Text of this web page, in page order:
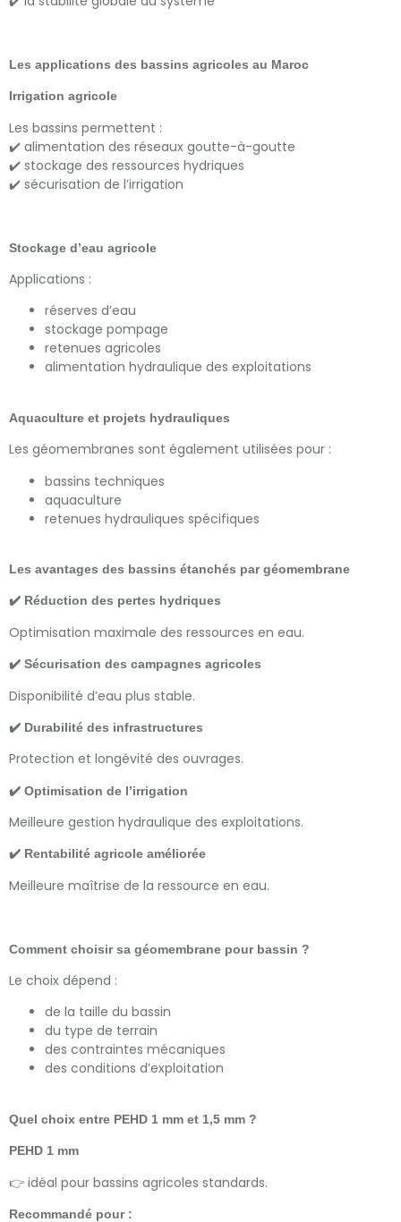
Les applications des bassins agricoles au Maroc
Irrigation agricole
Les bassins permettent :
✔️ alimentation des réseaux goutte-à-goutte
✔️ stockage des ressources hydriques
✔️ sécurisation de l’irrigation
Stockage d’eau agricole
Applications :
réserves d’eau
stockage pompage
retenues agricoles
alimentation hydraulique des exploitations
Aquaculture et projets hydrauliques
Les géomembranes sont également utilisées pour :
bassins techniques
aquaculture
retenues hydrauliques spécifiques
Les avantages des bassins étanchés par géomembrane
✔️ Réduction des pertes hydriques
Optimisation maximale des ressources en eau.
✔️ Sécurisation des campagnes agricoles
Disponibilité d’eau plus stable.
✔️ Durabilité des infrastructures
Protection et longévité des ouvrages.
✔️ Optimisation de l’irrigation
Meilleure gestion hydraulique des exploitations.
✔️ Rentabilité agricole améliorée
Meilleure maîtrise de la ressource en eau.
Comment choisir sa géomembrane pour bassin ?
Le choix dépend :
de la taille du bassin
du type de terrain
des contraintes mécaniques
des conditions d’exploitation
Quel choix entre PEHD 1 mm et 1,5 mm ?
PEHD 1 mm
👉 idéal pour bassins agricoles standards.
Recommandé pour :